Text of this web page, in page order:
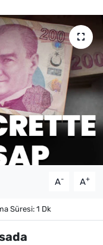
A- A+
Süresi: 1 Dk